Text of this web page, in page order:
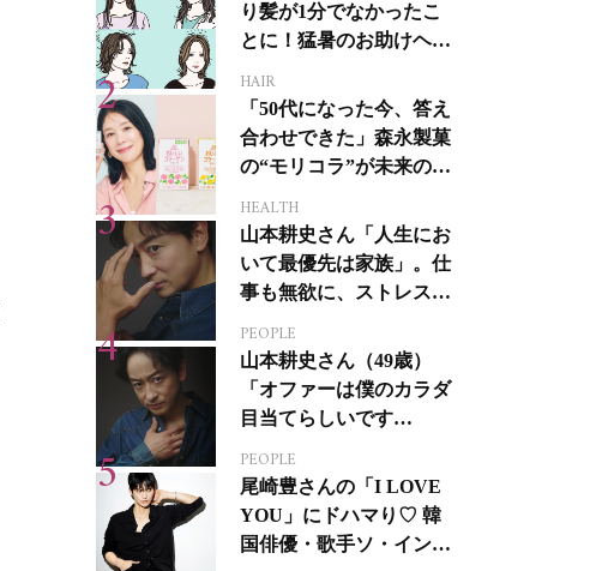
り髪が1分でなかったこ
とに！猛暑のお助けヘア
HAIR
「50代になった今、答え
合わせできた」森永製菓
の“モリコラ”が未来のキ
HEALTH
山本耕史さん「人生にお
いて最優先は家族」。仕
事も無欲に、ストレスを
PEOPLE
山本耕史さん（49歳）
「オファーは僕のカラダ
目当てらしいです
ジカルへの挑戦
PEOPLE
尾崎豊さんの「I LOVE
YOU」にドハマり♡ 韓
国俳優・歌手ソ・イング